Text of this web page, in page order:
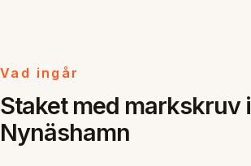
Vad ingår
Staket med markskruv i
Nynäshamn